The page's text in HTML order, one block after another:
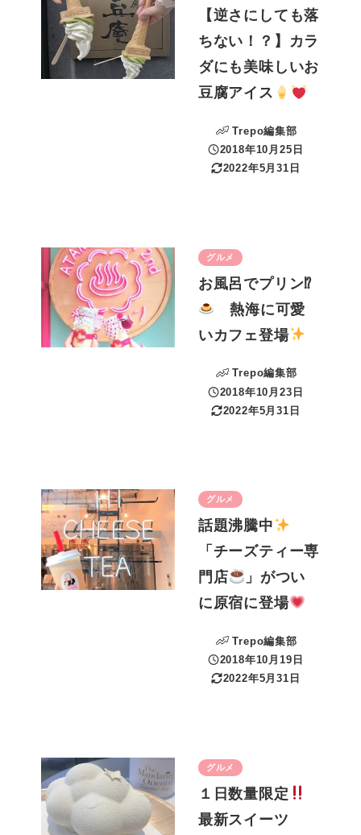
【逆さにしても落
ちない！？】カラ
ダにも美味しいお
豆腐アイス
Trepo編集部
投稿日
2018年10月25日
更新日
2022年5月31日
グルメ
お風呂でプリン⁉
熱海に可愛
いカフェ登場
Trepo編集部
投稿日
2018年10月23日
更新日
2022年5月31日
グルメ
話題沸騰中
「チーズティー専
門店
」がつい
に原宿に登場
Trepo編集部
投稿日
2018年10月19日
更新日
2022年5月31日
グルメ
１日数量限定
最新スイーツ